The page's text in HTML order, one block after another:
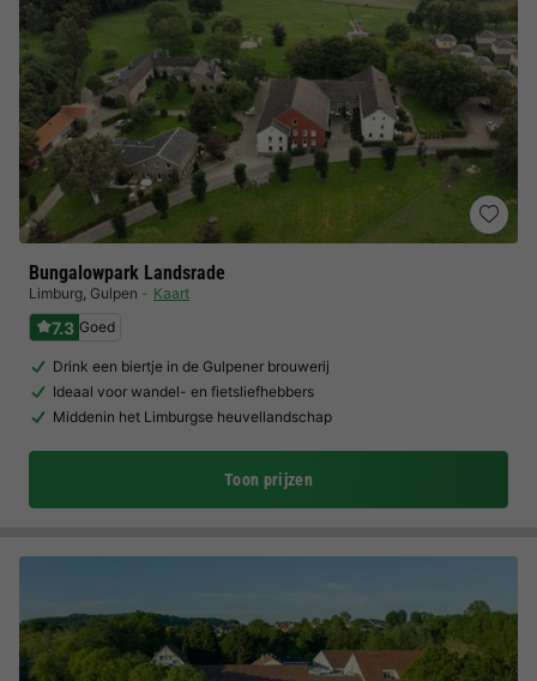
Bungalowpark Landsrade
Limburg, Gulpen Kaart
7.3 Goed
Drink een biertje in de Gulpener brouwerij
Ideaal voor wandel- en fietsliefhebbers
Middenin het Limburgse heuvellandschap
Toon prijzen